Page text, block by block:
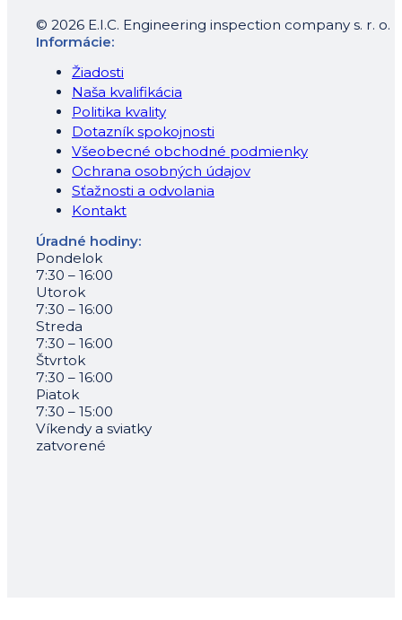
© 2026 E.I.C. Engineering inspection company s. r. o.
Informácie:
Žiadosti
Naša kvalifikácia
Politika kvality
Dotazník spokojnosti
Všeobecné obchodné podmienky
Ochrana osobných údajov
Sťažnosti a odvolania
Kontakt
Úradné hodiny:
Pondelok
7:30 – 16:00
Utorok
7:30 – 16:00
Streda
7:30 – 16:00
Štvrtok
7:30 – 16:00
Piatok
7:30 – 15:00
Víkendy a sviatky
zatvorené